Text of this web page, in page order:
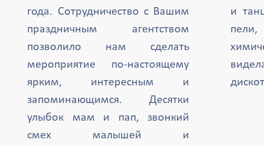
года. Сотрудничество с Вашим
праздничным агентством
позволило нам сделать
мероприятие по-настоящему
ярким, интересным и
запоминающимся. Десятки
улыбок мам и пап, звонкий
смех малышей и
и